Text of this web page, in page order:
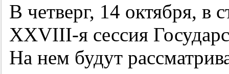
В четверг, 14 октября, в
XXVIII-ясессия
На нем будут